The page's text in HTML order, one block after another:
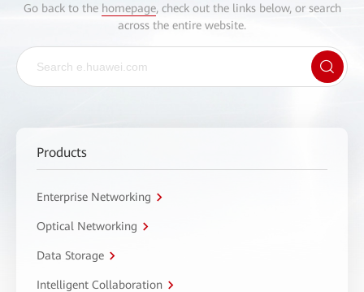
Go back to the homepage, check out the links below, or search
across the entire website.
Products
Enterprise Networking
Optical Networking
Data Storage
Intelligent Collaboration